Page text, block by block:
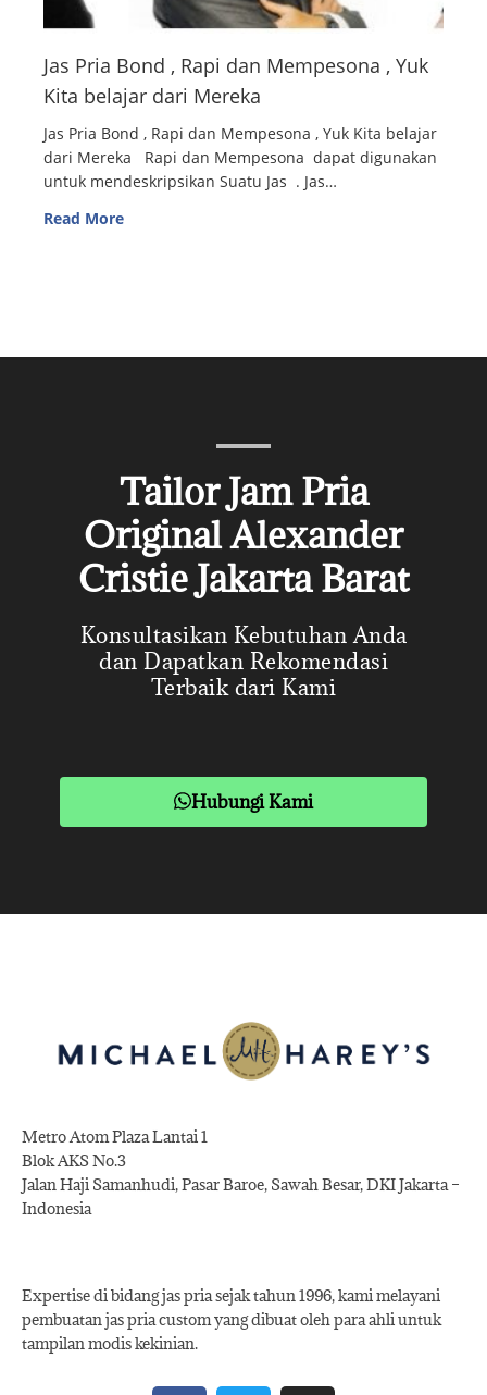
Jas Pria Bond , Rapi dan Mempesona , Yuk
Kita belajar dari Mereka
Jas Pria Bond , Rapi dan Mempesona , Yuk Kita belajar
dari Mereka Rapi dan Mempesona dapat digunakan
untuk mendeskripsikan Suatu Jas . Jas…
Read More
Tailor Jam Pria
Original Alexander
Cristie Jakarta Barat
Konsultasikan Kebutuhan Anda
dan Dapatkan Rekomendasi
Terbaik dari Kami
Hubungi Kami
Metro Atom Plaza Lantai 1
Blok AKS No.3
Jalan Haji Samanhudi, Pasar Baroe, Sawah Besar, DKI Jakarta –
Indonesia
Expertise di bidang jas pria sejak tahun 1996, kami melayani
pembuatan jas pria custom yang dibuat oleh para ahli untuk
tampilan modis kekinian.